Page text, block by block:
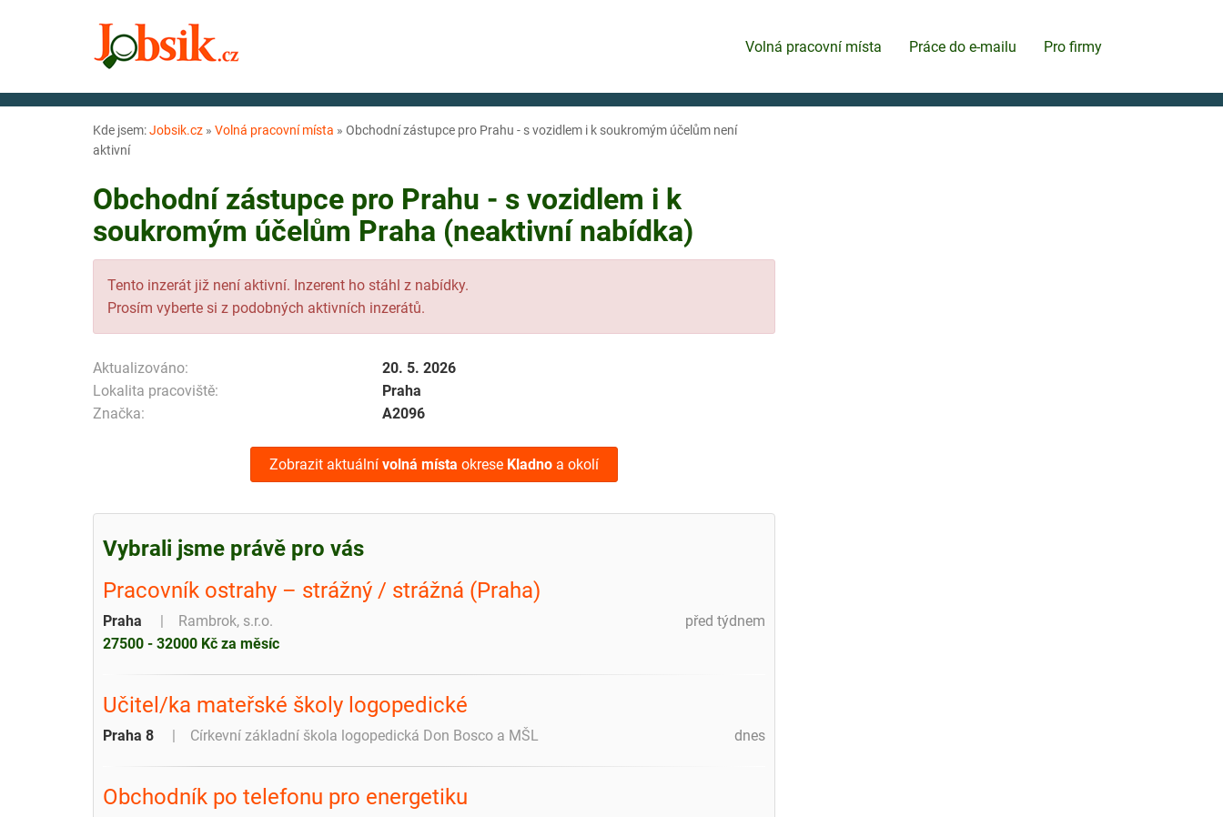
Volná pracovní místa Práce do e-mailu Pro firmy
Kde jsem:Jobsik.cz » Volná pracovní místa » Obchodní zástupce pro Prahu - s vozidlem i k soukromým účelům není
aktivní
Obchodní zástupce pro Prahu - s vozidlem i k
soukromým účelům Praha (neaktivní nabídka)
Tento inzerát již není aktivní. Inzerent ho stáhl z nabídky.
Prosím vyberte si z podobných aktivních inzerátů.
Aktualizováno:
20. 5. 2026
Lokalita pracoviště:
Praha
Značka:
A2096
Zobrazit aktuální volná místa okrese Kladno a okolí
Vybrali jsme právě pro vás
Pracovník ostrahy – strážný / strážná (Praha)
před týdnem
Praha
Rambrok, s.r.o.
27500 - 32000 Kč za měsíc
Učitel/ka mateřské školy logopedické
dnes
Praha 8 Církevní základní škola logopedická Don Bosco a MŠL
Obchodník po telefonu pro energetiku